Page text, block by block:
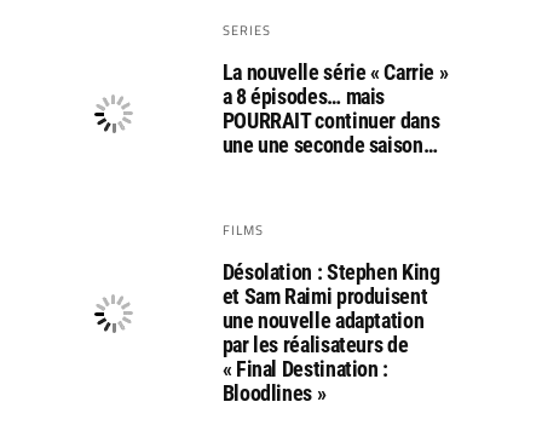
SERIES
La nouvelle série « Carrie »
a 8 épisodes… mais
POURRAIT continuer dans
une une seconde saison…
FILMS
Désolation : Stephen King
et Sam Raimi produisent
une nouvelle adaptation
par les réalisateurs de
« Final Destination :
Bloodlines »